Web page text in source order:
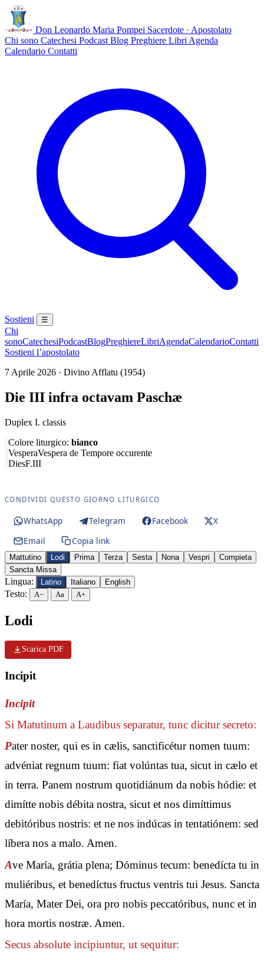
Don Leonardo Maria Pompei Sacerdote · Apostolato
Chi sono Catechesi Podcast Blog Preghiere Libri Agenda
Calendario Contatti
Sostieni ☰
Chi
sonoCatechesiPodcastBlogPreghiereLibriAgendaCalendarioContatti
Sostieni l’apostolato
7 Aprile 2026 · Divino Afflatu (1954)
Die III infra octavam Paschæ
Duplex I. classis
Colore liturgico: bianco
VesperaVespera de Tempore occurente
DiesF.III
CONDIVIDI QUESTO GIORNO LITURGICO
WhatsApp Telegram Facebook
X
Email
Copia link
Mattutino Lodi Prima Terza Sesta Nona Vespri
Compieta
Sancta Missa
Lingua: Latino Italiano English
Testo: A− Aa A+
Lodi
Scarica PDF
Incipit
Incipit
Si Matutinum a Laudibus separatur, tunc dicitur secreto:
Pater noster, qui es in cælis, sanctificétur nomen tuum:
advéniat regnum tuum: fiat volúntas tua, sicut in cælo et
in terra. Panem nostrum quotidiánum da nobis hódie: et
dimítte nobis débita nostra, sicut et nos dimíttimus
debitóribus nostris: et ne nos indúcas in tentatiónem: sed
líbera nos a malo. Amen.
Ave María, grátia plena; Dóminus tecum: benedícta tu in
muliéribus, et benedíctus fructus ventris tui Jesus. Sancta
María, Mater Dei, ora pro nobis peccatóribus, nunc et in
hora mortis nostræ. Amen.
Secus absolute incipiuntur, ut sequitur: